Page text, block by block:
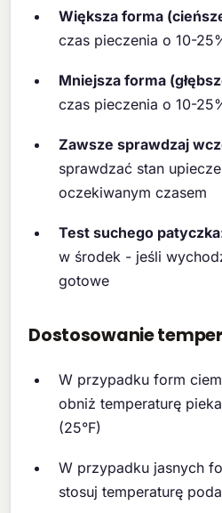
Większa forma
czas pieczenia o 10-
Mniejsza forma
czas pieczenia o 10-
Zawsze sprawdzaj
sprawdzać stan
oczekiwanym czasem
Test suchego
w środek - jeśli
gotowe
Dostosowanie
W przypadku form
obniż temperaturę
(25°F)
W przypadku jasnych
stosuj temperaturę